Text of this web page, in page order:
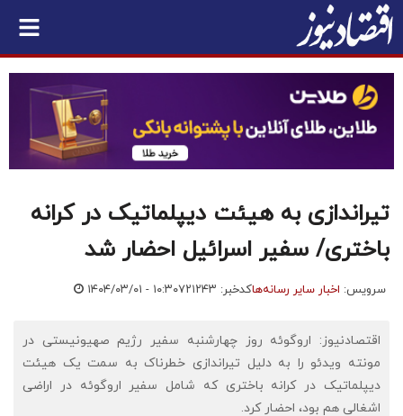
تیراندازی به هیئت دیپلماتیک در کرانه
باختری/ سفیر اسرائیل احضار شد
سرویس: اخبار سایر رسانه‌هاکدخبر: ۷۲۱۲۴۳ ۱۴۰۴/۰۳/۰۱ - ۱۰:۳۰
اقتصادنیوز: اروگوئه روز چهارشنبه سفیر رژیم صهیونیستی در
مونته ویدئو را به دلیل تیراندازی خطرناک به سمت یک هیئت
دیپلماتیک در کرانه باختری که شامل سفیر اروگوئه در اراضی
اشغالی هم بود، احضار کرد.